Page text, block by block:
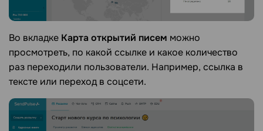
Во вкладке Карта открытий писем можно
просмотреть, по какой ссылке и какое количество
раз переходили пользователи. Например, ссылка в
тексте или переход в соцсети.